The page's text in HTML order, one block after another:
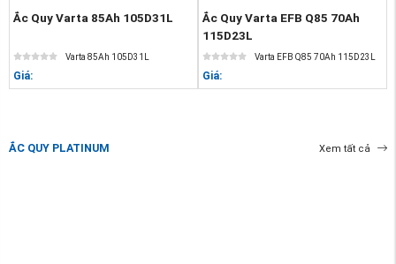
Ắc Quy Varta 85Ah 105D31L
Varta 85Ah 105D31L
Giá:
Ắc Quy Varta EFB Q85 70Ah
115D23L
Varta EFB Q85 70Ah 115D23L
Giá:
ẮC QUY PLATINUM Xem tất cả